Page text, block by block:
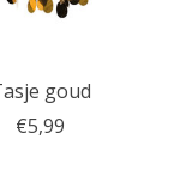
goud
€5,99